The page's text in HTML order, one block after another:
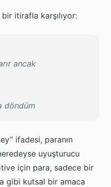
itirafla karşılıyor:
ancak
döndüm
ifadesi, paranın
uyuşturucu
için para, sadece bir
gibi kutsal bir amaca